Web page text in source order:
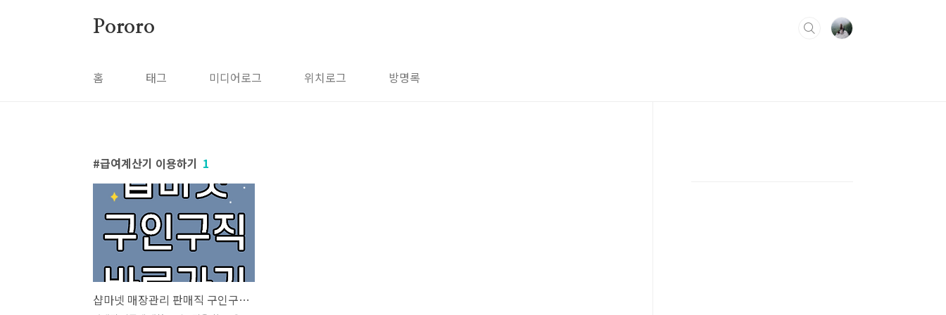
Pororo
홈 태그 미디어로그 위치로그 방명록
급여계산기 이용하기 1
샵마넷 매장관리 판매직 구인구직 사이트